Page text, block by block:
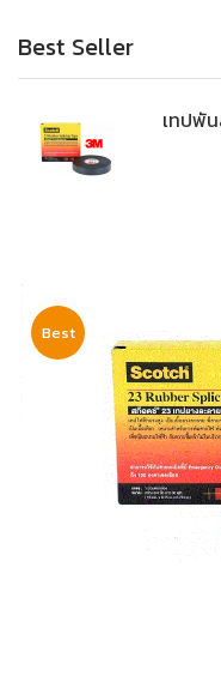
Best Seller
เทปพัน
Best